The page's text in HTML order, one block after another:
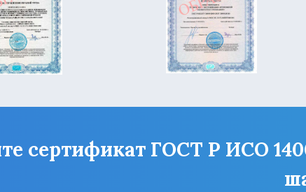
сертификат ГОСТ Р ИСО